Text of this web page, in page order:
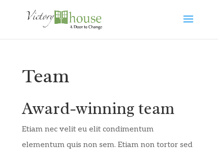
Team
Award-winning team
Etiam nec velit eu elit condimentum
elementum quis non sem. Etiam non tortor sed